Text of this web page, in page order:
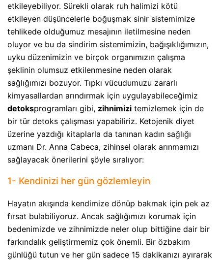
etkileyebiliyor. Sürekli olarak ruh halimizi kötü
etkileyen düşüncelerle boğuşmak sinir sistemimize
tehlikede olduğumuz mesajının iletilmesine neden
oluyor ve bu da sindirim sistemimizin, bağışıklığımızın,
uyku düzenimizin ve birçok organımızın çalışma
şeklinin olumsuz etkilenmesine neden olarak
sağlığımızı bozuyor. Tıpkı vücudumuzu zararlı
kimyasallardan arındırmak için uygulayabileceğimiz
detoksprogramları gibi, zihnimizi temizlemek için de
bir tür detoks çalışması yapabiliriz. Ketojenik diyet
üzerine yazdığı kitaplarla da tanınan kadın sağlığı
uzmanı Dr. Anna Cabeca, zihinsel olarak arınmamızı
sağlayacak önerilerini şöyle sıralıyor:
1- Kendinizi her gün gözlemleyin
Hayatın akışında kendimize dönüp bakmak için pek az
fırsat bulabiliyoruz. Ancak sağlığımızı korumak için
bedenimizde ve zihnimizde neler olup bittiğine dair bir
farkındalık geliştirmemiz çok önemli. Bir özbakım
günlüğü tutun ve her gün sadece 15 dakikanızı ayırarak